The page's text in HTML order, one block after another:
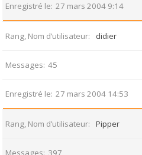
Enregistré le 27 mars 2004 9:14
Rang, Nom d’utilisateur didier
Messages 45
Enregistré le 27 mars 2004 14:53
Rang, Nom d’utilisateur Pipper
Messages 397